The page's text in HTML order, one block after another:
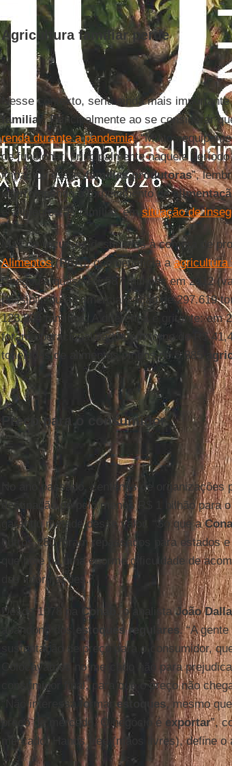
Agricultura familiar perde
Nesse contexto, seria ainda mais
familiar. Principalmente ao se considerar
renda durante a pandemia. “Muitos
de funcionar, principalmente naquele
impactou essasfamílias produtoras”,
interrompendo o fornecimento de
e alimentos às famílias em situação de
Mas os recursos destinados à compra de
Alimentos(PAA), que beneficia aagricultura
Chegou a quase R$ 587 milhões em 2012
possibilizou a comercialização de 297.619
128.804 famílias. A diferença é gritante: em
foram operacionalizados em torno de R$
toneladas de alimentos vindos de 5.885
Preço para o consumidor
No ano passado, centenas de
destinação de pelo menos R$ 1 bilhão para
garantiu metade desse valor. “Só que a
outros 280 foram repassados para estados
que hoje há uma enorme dificuldade de
das informações.”
Desde 1978 na Conab , o analistaJoão Dalla
abandono dos
estoques regulares. “A
sustentação de preço para o consumidor,
Colocávamos no mercado não para
consumidor final, para que o preço não
“Não interessa formarestoques, mesmo
preço de mercado. O negócio é exportar”,
mercado. Hands free (mãos livres), define o